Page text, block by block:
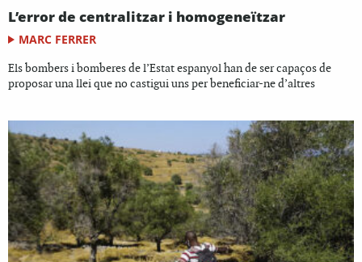
L’error de centralitzar i homogeneïtzar
MARC FERRER
Els bombers i bomberes de l’Estat espanyol han de ser capaços de
proposar una llei que no castigui uns per beneficiar-ne d’altres